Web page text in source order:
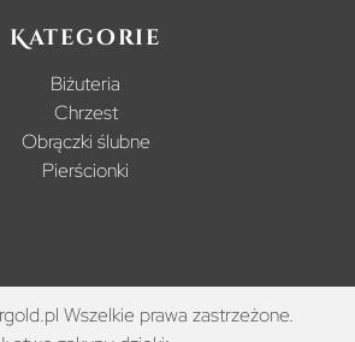
Kategorie
Biżuteria
Chrzest
Obrączki ślubne
Pierścionki
Wszelkie prawa zastrzeżone.